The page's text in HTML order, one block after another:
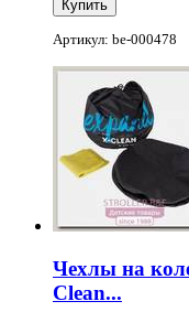
Артикул: be-000478
Чехлы на
Clean...